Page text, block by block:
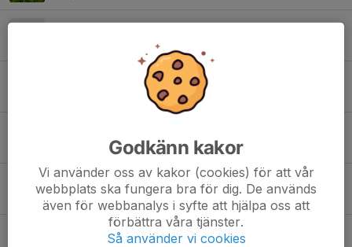
Ravelli
Träningsmatch mot Smedby AIS
0
30 mar, 21:57 0
Första utomhusträningen är gjord
19 mar, 20:34 0
2 träningar i veckan
Godkänn kakor
Vi använder oss av kakor (cookies) för att vår
webbplats ska fungera bra för dig. De används
även för webbanalys i syfte att hjälpa oss att
förbättra våra tjänster.
Så använder vi cookies